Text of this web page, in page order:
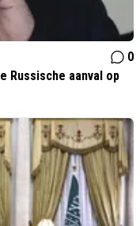
0
Russische aanval op